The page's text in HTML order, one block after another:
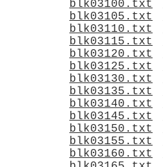
blk03100.txt
blk03105.txt
blk03110.txt
blk03115.txt
blk03120.txt
blk03125.txt
blk03130.txt
blk03135.txt
blk03140.txt
blk03145.txt
blk03150.txt
blk03155.txt
blk03160.txt